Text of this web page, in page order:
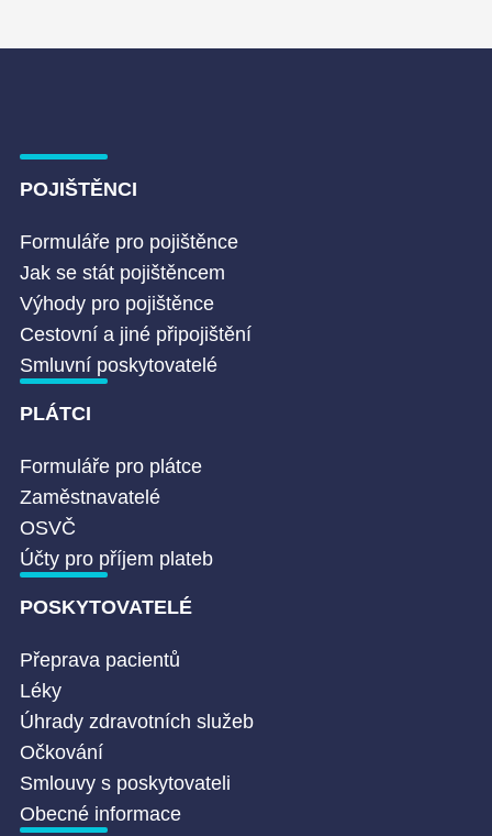
POJIŠTĚNCI
Formuláře pro pojištěnce
Jak se stát pojištěncem
Výhody pro pojištěnce
Cestovní a jiné připojištění
Smluvní poskytovatelé
PLÁTCI
Formuláře pro plátce
Zaměstnavatelé
OSVČ
Účty pro příjem plateb
POSKYTOVATELÉ
Přeprava pacientů
Léky
Úhrady zdravotních služeb
Očkování
Smlouvy s poskytovateli
Obecné informace